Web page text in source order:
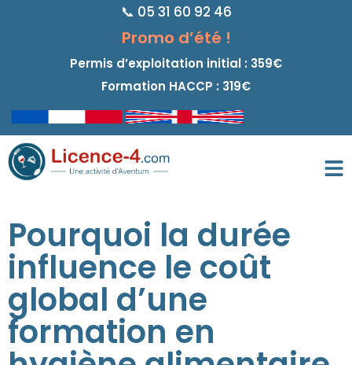
📞 05 31 60 92 46
Promo d’été !
Permis d’exploitation initial : 359€
Formation HACCP : 319€
Pourquoi la durée
influence le coût
global d’une
formation en